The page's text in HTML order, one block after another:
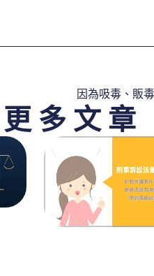
因為吸毒、販
多 文 章